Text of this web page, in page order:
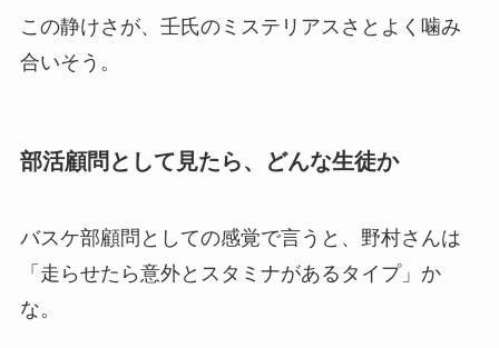
この静けさが、壬氏のミステリアスさとよく噛み
合いそう。
部活顧問として見たら、どんな生徒か
バスケ部顧問としての感覚で言うと、野村さんは
「走らせたら意外とスタミナがあるタイプ」か
な。